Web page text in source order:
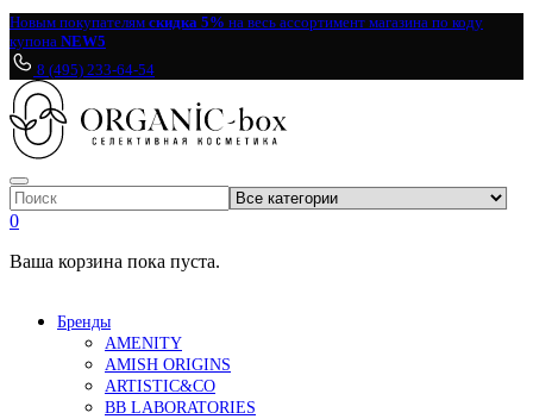
Новым покупателям скидка 5% на весь ассортимент магазина по коду
купона NEW5
8 (495) 233-64-54
0
Ваша корзина пока пуста.
Бренды
AMENITY
AMISH ORIGINS
ARTISTIC&CO
BB LABORATORIES